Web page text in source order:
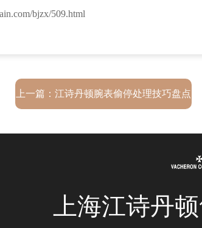
bjzx/509.html
上一篇： 江诗丹顿腕表偷停处理技巧盘点
上海江诗丹